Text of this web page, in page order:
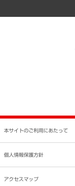
個人情報保護方針
反社会的勢力に対する基
書面による個人情報の開
本サイトのご利用にあたって
個人情報保護方針
アクセスマップ